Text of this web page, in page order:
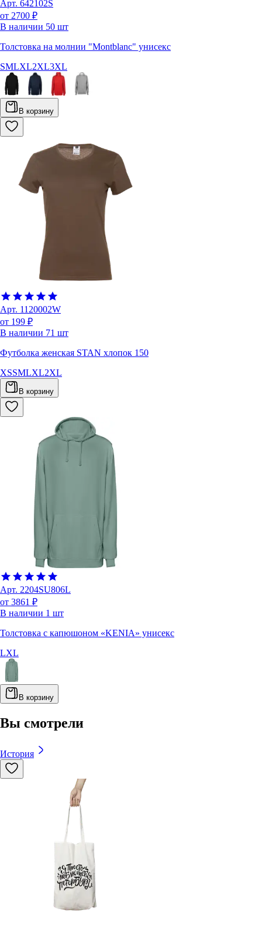
Арт. 642102S
от 2700 ₽
В наличии 50 шт
Толстовка на молнии "Montblanc" унисекс
SMLXL2XL3XL
В корзину
Арт. 1120002W
от 199 ₽
В наличии 71 шт
Футболка женская STAN хлопок 150
XSSMLXL2XL
В корзину
Арт. 2204SU806L
от 3861 ₽
В наличии 1 шт
Толстовка с капюшоном «KENIA» унисекс
LXL
В корзину
Вы смотрели
История